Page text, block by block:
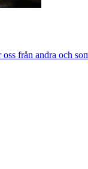
från andra och